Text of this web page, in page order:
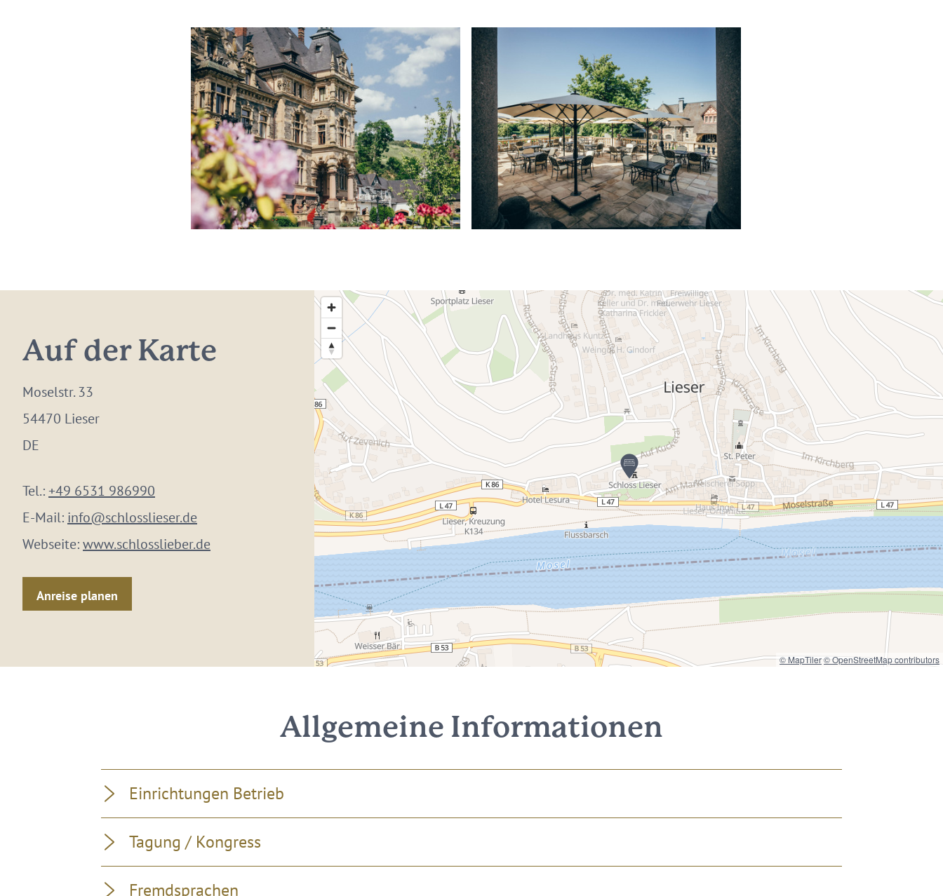
Auf der Karte
Moselstr. 33
54470 Lieser
DE
Tel.:+49 6531 986990
E-Mail: info@schlosslieser.de
Webseite:www.schlosslieber.de
Anreise planen
© MapTiler© OpenStreetMap contributors
Allgemeine Informationen
Einrichtungen Betrieb
Tagung / Kongress
Fremdsprachen